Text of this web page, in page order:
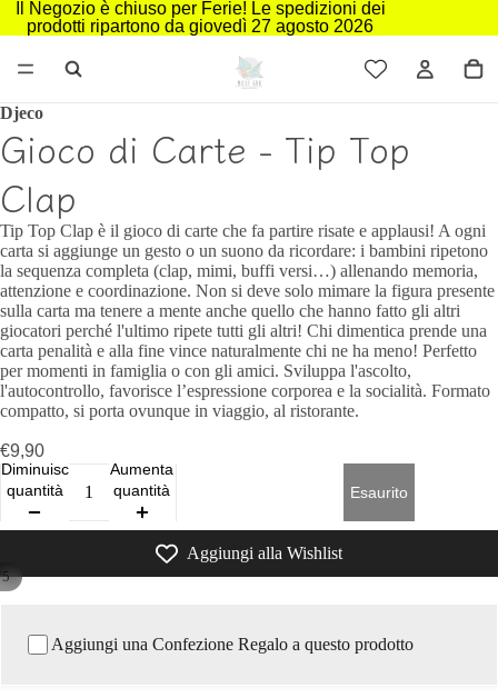
Il Negozio è chiuso per Ferie! Le spedizioni dei
prodotti ripartono da giovedì 27 agosto 2026
5
Djeco
Gioco di Carte - Tip Top
Clap
Tip Top Clap è il gioco di carte che fa partire risate e applausi! A ogni
carta si aggiunge un gesto o un suono da ricordare: i bambini ripetono
la sequenza completa (clap, mimi, buffi versi…) allenando memoria,
attenzione e coordinazione. Non si deve solo mimare la figura presente
sulla carta ma tenere a mente anche quello che hanno fatto gli altri
giocatori perché l'ultimo ripete tutti gli altri! Chi dimentica prende una
carta penalità e alla fine vince naturalmente chi ne ha meno! Perfetto
per momenti in famiglia o con gli amici. Sviluppa l'ascolto,
l'autocontrollo, favorisce l’espressione corporea e la socialità. Formato
compatto, si porta ovunque in viaggio, al ristorante.
€9,90
Diminuisci
quantità
Aumenta
quantità
Esaurito
Aggiungi alla Wishlist
Aggiungi una Confezione Regalo a questo prodotto